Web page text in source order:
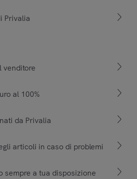
Privalia
venditore
al 100%
da Privalia
articoli in caso di problemi
sempre a tua disposizione